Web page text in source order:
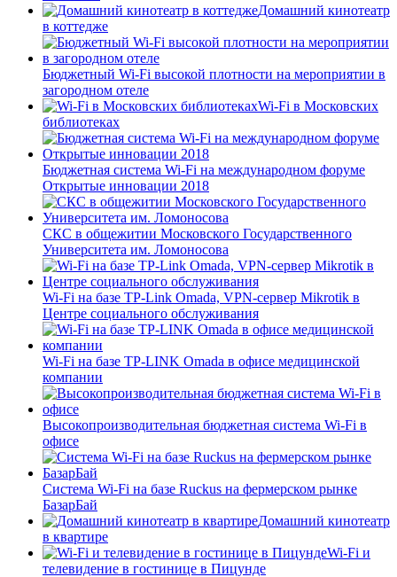
Домашний кинотеатр
в коттедже
Бюджетный Wi-Fi высокой плотности на мероприятии в
загородном отеле
Wi-Fi в Московских
библиотеках
Бюджетная система Wi-Fi на международном форуме
Открытые инновации 2018
СКС в общежитии Московского Государственного
Университета им. Ломоносова
Wi-Fi на базе TP-Link Omada, VPN-сервер Mikrotik в
Центре социального обслуживания
Wi-Fi на базе TP-LINK Omada в офисе медицинской
компании
Высокопроизводительная бюджетная система Wi-Fi в
офисе
Система Wi-Fi на базе Ruckus на фермерском рынке
БазарБай
Домашний кинотеатр
в квартире
Wi-Fi и
телевидение в гостинице в Пицунде